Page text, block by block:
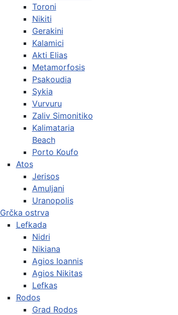
Toroni
Nikiti
Gerakini
Kalamici
Akti Elias
Metamorfosis
Psakoudia
Sykia
Vurvuru
Zaliv Simonitiko
Kalimataria
Beach
Porto Koufo
Atos
Jerisos
Amuljani
Uranopolis
Grčka ostrva
Lefkada
Nidri
Nikiana
Agios Ioannis
Agios Nikitas
Lefkas
Rodos
Grad Rodos